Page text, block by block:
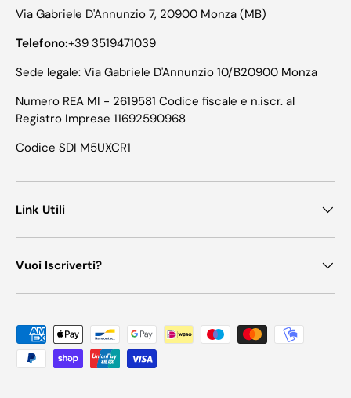
Via Gabriele D'Annunzio 7, 20900 Monza (MB)
Telefono:+39 3519471039
Sede legale: Via Gabriele D'Annunzio 10/B20900 Monza
Numero REA MI - 2619581 Codice fiscale e n.iscr. al
Registro Imprese 11692590968
Codice SDI M5UXCR1
Link Utili
Vuoi Iscriverti?
Metodi di pagamento accettati